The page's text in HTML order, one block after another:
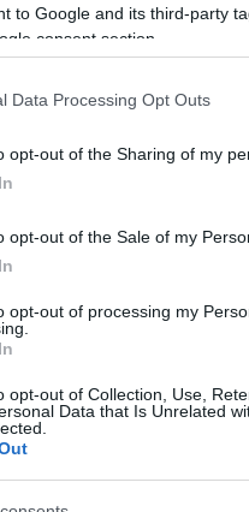
to Google and its third-party
consent section.
Data Processing Opt Outs
opt-out of the Sharing of my
opt-out of the Sale of my
opt-out of processing my
opt-out of Collection, Use,
Data that Is Unrelated
a scoprire come